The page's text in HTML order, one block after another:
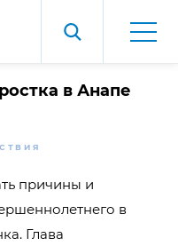
в Анапе
причины и
в
Глава